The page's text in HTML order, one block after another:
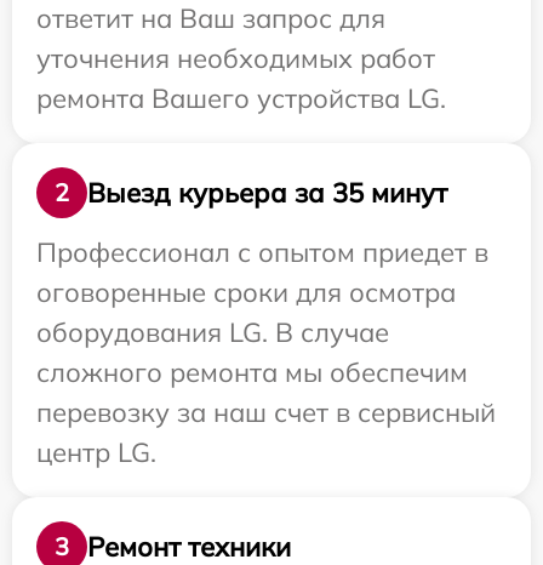
ответит на Ваш запрос для
уточнения необходимых работ
ремонта Вашего устройства LG.
2
Выезд курьера за 35 минут
Профессионал с опытом приедет в
оговоренные сроки для осмотра
оборудования LG. В случае
сложного ремонта мы обеспечим
перевозку за наш счет в сервисный
центр LG.
3
Ремонт техники